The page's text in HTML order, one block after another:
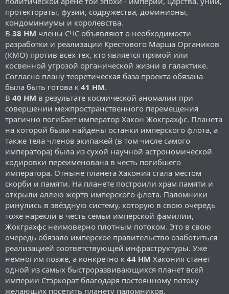
протектораты, фузии, содружества, доминионы,
кондоминиумы и королевства.
В 38 НМ члены СЧС объявляют о необходимости
разработки и реализации Крестового Марша Органиков
(КМО) против всех тех, кто является прямой или
косвенной угрозой органической жизни в галактике.
Согласно плану теоретическая база проекта обязана
была быть готова к 41 НМ.
В 40 НМ в результате космической аномалии при
совершении межпространственного перемещения
трагично погибает император Хакон Жокграхфс. Планета
на которой были найдены останки имперского флота, а
также тела членов экипажей (в том числе самого
императора) была из сухой научной астрономической
кодировки переименована в честь погибшего
императора. Отныне планета Хакония стала местом
скорби и памяти. На планете построили храм памяти и
открыли аллею жертв имперского флота. Паломники
ринулись в звёздную систему, которую в свою очередь
тоже нарекли в честь семьи имперской фамилии,
Жокграхфс неимоверно плотным потоком. Это в свою
очередь обязало имперское правительство озаботиться
реализацией соответствующей инфраструктуры. Уже
немногим позже, а конкретно к 44 НМ Хакония станет
одной из самых быстроразвивающихся планет всей
империи Стэркорат благодаря постоянному потоку
желающих посетить планету паломников.